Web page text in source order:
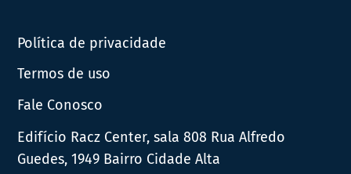
Política de privacidade
Termos de uso
Fale Conosco
Edifício Racz Center, sala 808 Rua Alfredo
Guedes, 1949 Bairro Cidade Alta